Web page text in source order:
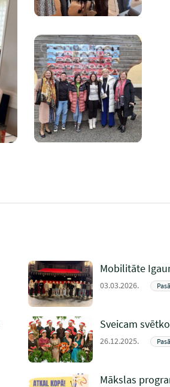
Mobilitāte
03.03.2026.
Sveicam
26.12.2025.
Mākslas